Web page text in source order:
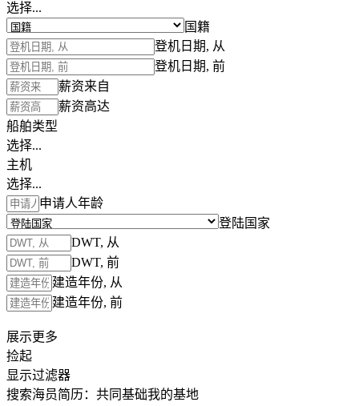
选择...
国籍
登机日期, 从
登机日期, 前
薪资来自
薪资高达
船舶类型
选择...
主机
选择...
申请人年龄
登陆国家
DWT, 从
DWT, 前
建造年份, 从
建造年份, 前
展示更多
捡起
显示过滤器
搜索海员简历： 共同基础我的基地